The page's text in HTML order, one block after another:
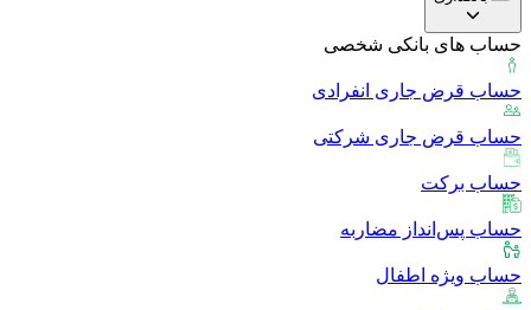
حساب های بانکی شخصی
حساب قرض جاری انفرادی
حساب قرض جاری شرکتی
حساب برکت
حساب پس‌انداز مضاربه
حساب ویژه اطفال